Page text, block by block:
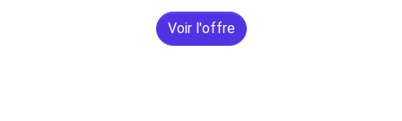
Voir l'offre